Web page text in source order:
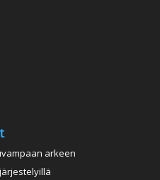
arkeen